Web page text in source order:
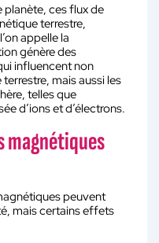
planète, ces flux de
terrestre,
appelle la
génère des
influencent non
mais aussi les
telles que
d’ions et d’électrons.
magnétiques
peuvent
mais certains effets